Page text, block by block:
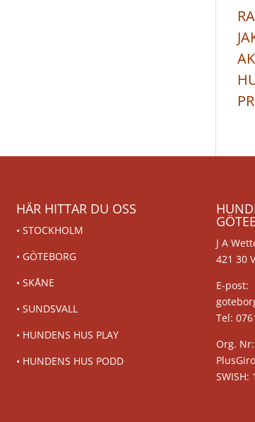
HÄR HITTAR DU OSS
• STOCKHOLM
• GÖTEBORG
• SKÅNE
• SUNDSVALL
• HUNDENS HUS PLAY
• HUNDENS HUS PODD
J A
421 30
E-post:
Tel:
Org.
SWISH: